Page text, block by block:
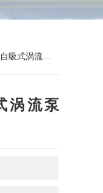
泵32FPD15Z
涡流泵